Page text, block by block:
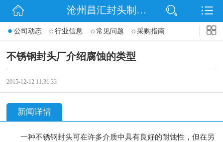
网站首页
沧州昌汇封头制造有限公司
公司动态 行业信息 常见问题 采购指南
不锈钢封头厂介绍腐蚀的类型
2015-12-12 11:31:33
新闻详情
一种不锈钢封头可在许多介质中具有良好的耐蚀性，但在另